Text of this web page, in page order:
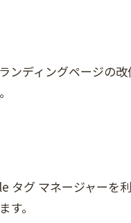
ディングページの改
タグ マネージャーを
。